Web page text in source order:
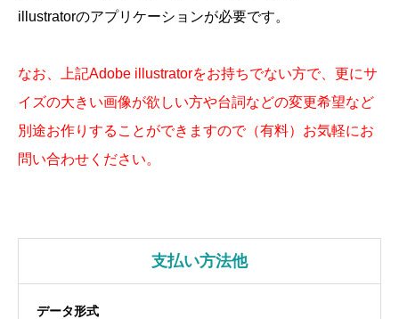
illustratorのアプリケーションが必要です。
なお、上記Adobe illustratorをお持ちでない方で、更にサ
イズの大きい画像が欲しい方や台詞などの変更希望など
別途お作りすることができますので（有料）お気軽にお
問い合わせください。
支払い方法他
データ形式